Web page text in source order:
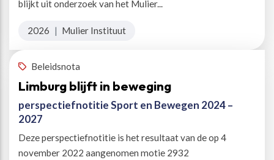
blijkt uit onderzoek van het Mulier...
2026 | Mulier Instituut
Beleidsnota
Limburg blijft in beweging
perspectiefnotitie Sport en Bewegen 2024 –
2027
Deze perspectiefnotitie is het resultaat van de op 4
november 2022 aangenomen motie 2932